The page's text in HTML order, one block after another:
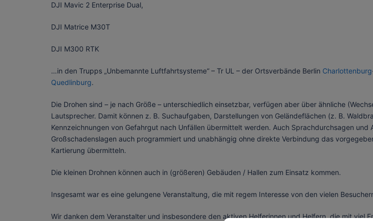
DJI Mavic 2 Enterprise Dual,
DJI Matrice M30T
DJI M300 RTK
…in den Trupps „Unbemannte Luftfahrtsysteme“ – Tr UL – der Ortsverbände Berlin Charlottenburg
Quedlinburg.
Die Drohen sind – je nach Größe – unterschiedlich einsetzbar, verfügen aber über ähnliche
Lautsprecher. Damit können z. B. Suchaufgaben, Darstellungen von Geländeflächen (z. B.
Kennzeichnungen von Gefahrgut nach Unfällen übermittelt werden. Auch Sprachdurchsagen
Großschadenslagen auch programmiert und unabhängig ohne direkte Verbindung das
Kartierung übermitteln.
Die kleinen Drohnen können auch in (größeren) Gebäuden / Hallen zum Einsatz kommen.
Insgesamt war es eine gelungene Veranstaltung, die mit regem Interesse von den vielen
Wir danken dem Veranstalter und insbesondere den aktiven Helferinnen und Helfern, die mit viel